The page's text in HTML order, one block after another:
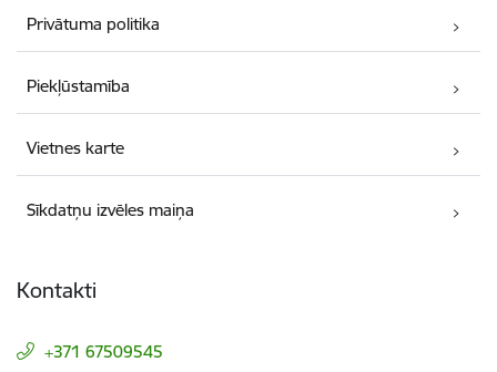
Privātuma politika
Piekļūstamība
Vietnes karte
Sīkdatņu izvēles maiņa
Kontakti
+371 67509545